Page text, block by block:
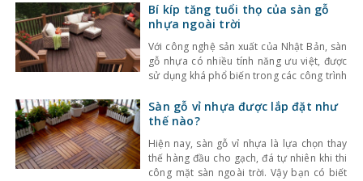
nhà hàng, khách sạn. Đáp ứng nhu cầu
của thị trường, sàn gỗ nhựa ngoài trời
Bí kíp tăng tuổi thọ của sàn gỗ
nhựa ngoài trời
Với công nghệ sản xuất của Nhật Bản, sàn
gỗ nhựa có nhiều tính năng ưu việt, được
sử dụng khá phổ biến trong các công trình
cấp sang trọng cho các công trình ngoài
trời như hồ bơi, công viên, ban công,… Vậy
Sàn gỗ vỉ nhựa được lắp đặt như
thế nào?
Hiện nay, sàn gỗ vỉ nhựa là lựa chọn thay
thế hàng đầu cho gạch, đá tự nhiên khi thi
công mặt sàn ngoài trời. Vậy bạn có biết